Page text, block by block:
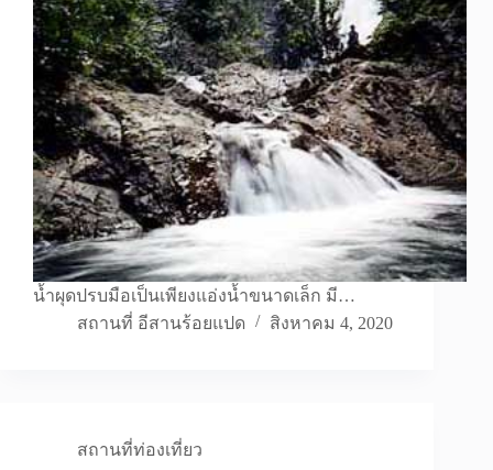
น้ำผุดปรบมือเป็นเพียงแอ่งน้ำขนาดเล็ก มี…
สถานที่ อีสานร้อยแปด
สิงหาคม 4, 2020
สถานที่ท่องเที่ยว